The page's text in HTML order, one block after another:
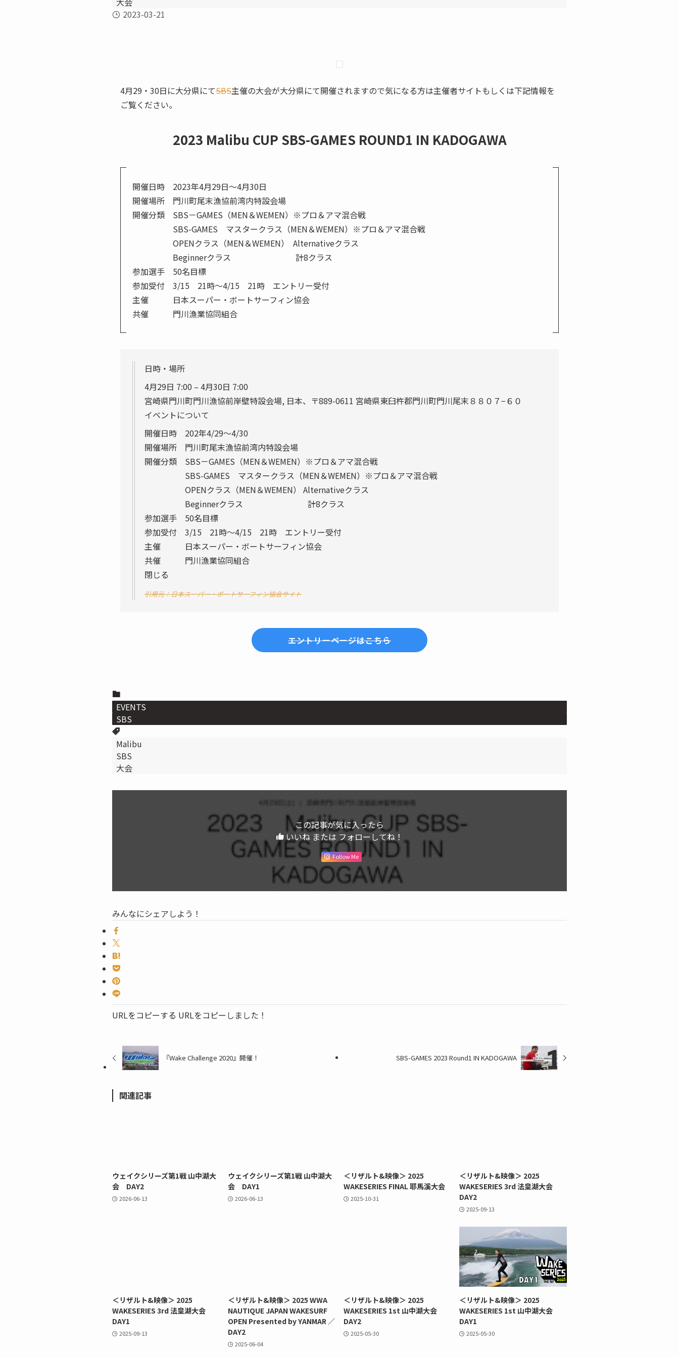
2023-03-21
4月29・30日に大分県にてSBS主催の大会が大分県にて開催されますので気になる方は主催者サイトもしくは下記情報を
ご覧ください。
2023 Malibu CUP SBS-GAMES ROUND1 IN KADOGAWA
開催日時 2023年4月29日～4月30日
開催場所 門川町尾末漁協前湾内特設会場
開催分類 SBS－GAMES（MEN＆WEMEN）※プロ＆アマ混合戦
SBS-GAMES マスタークラス（MEN＆WEMEN）※プロ＆アマ混合戦
OPENクラス（MEN＆WEMEN） Alternativeクラス
Beginnerクラス 計8クラス
参加選手 50名目標
参加受付 3/15 21時～4/15 21時 エントリー受付
主催 日本スーパー・ボートサーフィン協会
共催 門川漁業協同組合
日時・場所
4月29日 7:00 – 4月30日 7:00
宮崎県門川町門川漁協前岸壁特設会場, 日本、〒889-0611 宮崎県東臼杵郡門川町門川尾末８８０７−６０
イベントについて
開催日時 202年4/29～4/30
開催場所 門川町尾末漁協前湾内特設会場
開催分類 SBS－GAMES（MEN＆WEMEN）※プロ＆アマ混合戦
SBS-GAMES マスタークラス（MEN＆WEMEN）※プロ＆アマ混合戦
OPENクラス（MEN＆WEMEN） Alternativeクラス
Beginnerクラス 計8クラス
参加選手 50名目標
参加受付 3/15 21時～4/15 21時 エントリー受付
主催 日本スーパー・ボートサーフィン協会
共催 門川漁業協同組合
閉じる
引用元：日本スーパー・ボートサーフィン協会サイト
エントリーページはこちら
EVENTS
SBS
Malibu
SBS
大会
この記事が気に入ったら
いいね または フォローしてね！
Follow Me
みんなにシェアしよう！
URLをコピーする URLをコピーしました！
『Wake Challenge 2020』開催！ SBS-GAMES 2023 Round1 IN KADOGAWA
関連記事
ウェイクシリーズ第1戦 山中湖大
会 DAY2
2026-06-13
ウェイクシリーズ第1戦 山中湖大
会 DAY1
2026-06-13
＜リザルト&映像＞ 2025
WAKESERIES FINAL 耶馬溪大会
2025-10-31
＜リザルト&映像＞ 2025
WAKESERIES 3rd 法皇湖大会
DAY2
2025-09-13
＜リザルト&映像＞ 2025
WAKESERIES 3rd 法皇湖大会
DAY1
2025-09-13
＜リザルト&映像＞ 2025 WWA
NAUTIQUE JAPAN WAKESURF
OPEN Presented by YANMAR ／
DAY2
2025-06-04
＜リザルト&映像＞ 2025
WAKESERIES 1st 山中湖大会
DAY2
2025-05-30
＜リザルト&映像＞ 2025
WAKESERIES 1st 山中湖大会
DAY1
2025-05-30